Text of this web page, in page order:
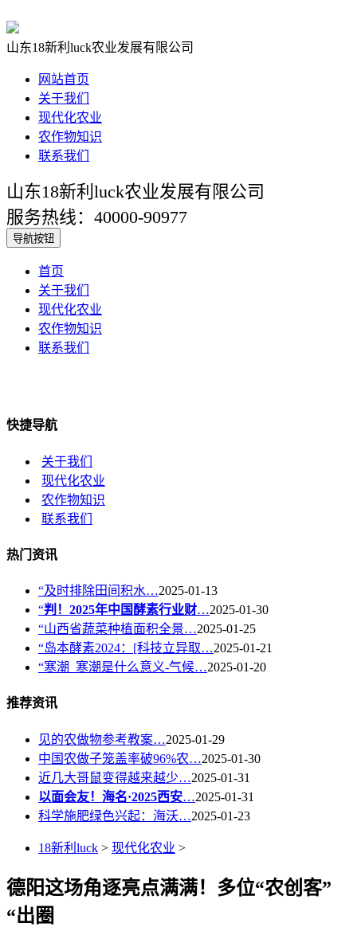
山东18新利luck农业发展有限公司
网站首页
关于我们
现代化农业
农作物知识
联系我们
山东18新利luck农业发展有限公司
服务热线：40000-90977
导航按钮
首页
关于我们
现代化农业
农作物知识
联系我们
快捷导航
关于我们
现代化农业
农作物知识
联系我们
热门资讯
“及时排除田间积水…2025-01-13
“判！2025年中国酵素行业财…2025-01-30
“山西省蔬菜种植面积全景…2025-01-25
“岛本酵素2024：[科技立异取…2025-01-21
“寒潮_寒潮是什么意义-气候…2025-01-20
推荐资讯
见的农做物参考教案…2025-01-29
中国农做子笼盖率破96%农…2025-01-30
近几大哥鼠变得越来越少…2025-01-31
以面会友！海名·2025西安…2025-01-31
科学施肥绿色兴起：海沃…2025-01-23
18新利luck > 现代化农业 >
德阳这场角逐亮点满满！多位“农创客”
“出圈